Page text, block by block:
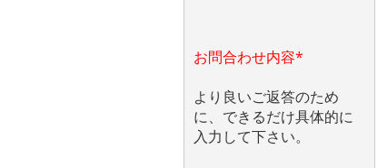
お問合わせ内容*
より良いご返答のため
に、できるだけ具体的に
入力して下さい。